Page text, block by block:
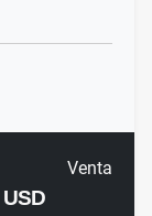
Venta
USD